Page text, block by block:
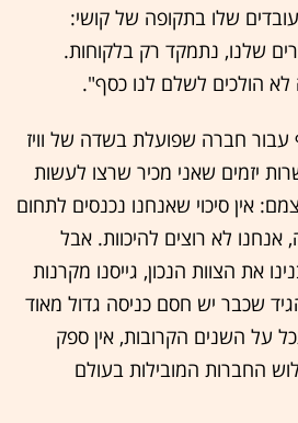
שלו בתקופה של קושי:
שלנו, נתמקד רק בלקוחות.
הולכים לשלם לנו כסף".
עבור חברה שפועלת בשדה של וויז
יזמים שאני מכיר שרצו לעשות
אין סיכוי שאנחנו נכנסים לתחום
אנחנו לא רוצים להיכוות. אבל
את הצוות הנכון, גייסנו מקרנות
שכבר יש חסם כניסה גדול מאוד
על השנים הקרובות, אין ספק
החברות המובילות בעולם